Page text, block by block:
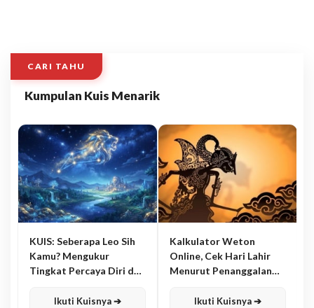
CARI TAHU
Kumpulan Kuis Menarik
KUIS: Seberapa Leo Sih
Kamu? Mengukur
Tingkat Percaya Diri dan
Ikuti Kuisnya ➔
Kalkulator Weton
Online, Cek Hari Lahir
Menurut Penanggalan
Ikuti Kuisnya ➔